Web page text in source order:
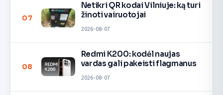
07
Netikri QR kodai Vilniuje: ką turi
žinoti vairuotojai
2026-08-07
08
Redmi K200: kodėl naujas
vardas gali pakeisti flagmanus
2026-08-07